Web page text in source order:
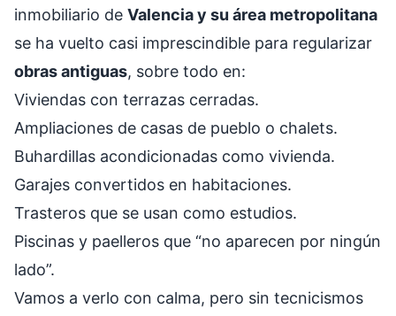
inmobiliario de Valencia y su área metropolitana
se ha vuelto casi imprescindible para regularizar
obras antiguas, sobre todo en:
Viviendas con terrazas cerradas.
Ampliaciones de casas de pueblo o chalets.
Buhardillas acondicionadas como vivienda.
Garajes convertidos en habitaciones.
Trasteros que se usan como estudios.
Piscinas y paelleros que “no aparecen por ningún
lado”.
Vamos a verlo con calma, pero sin tecnicismos